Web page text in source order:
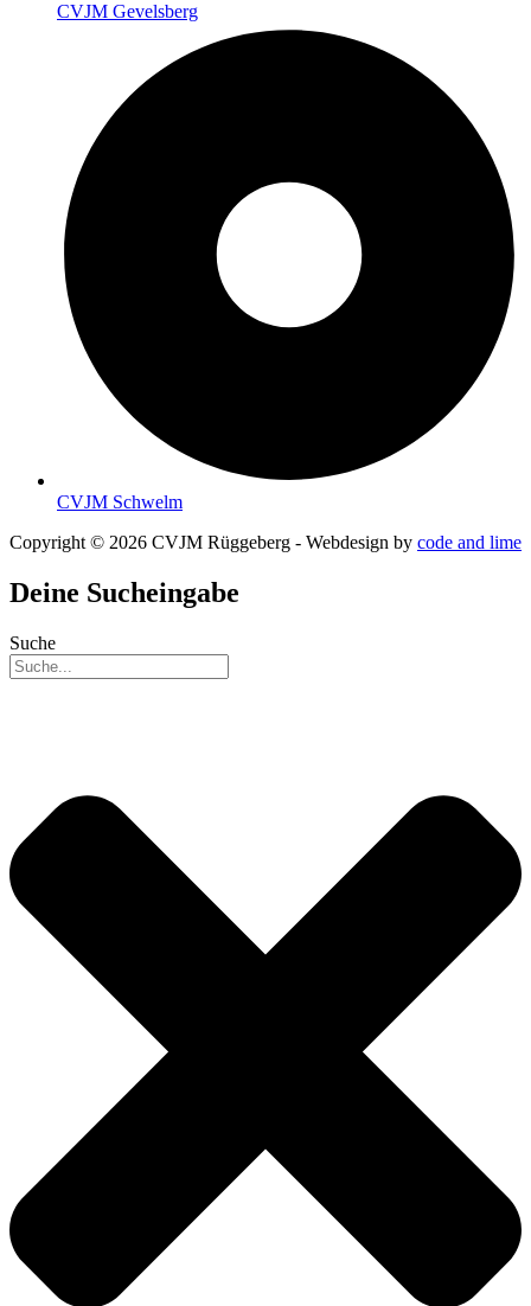
CVJM Gevelsberg
CVJM Schwelm
Copyright © 2026 CVJM Rüggeberg - Webdesign by code and lime
Deine Sucheingabe
Suche